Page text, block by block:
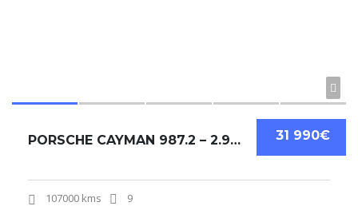
31 990€
PORSCHE CAYMAN 987.2 – 2.9 265CV BVM
107000 kms 9